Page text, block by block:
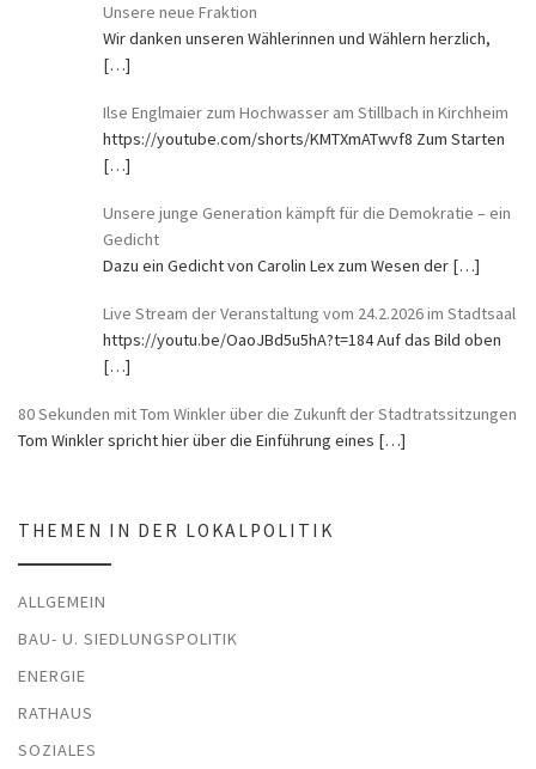
Unsere neue Fraktion
Wir danken unseren Wählerinnen und Wählern herzlich,
[…]
Ilse Englmaier zum Hochwasser am Stillbach in Kirchheim
https://youtube.com/shorts/KMTXmATwvf8 Zum Starten
[…]
Unsere junge Generation kämpft für die Demokratie – ein
Gedicht
Dazu ein Gedicht von Carolin Lex zum Wesen der […]
Live Stream der Veranstaltung vom 24.2.2026 im Stadtsaal
https://youtu.be/OaoJBd5u5hA?t=184 Auf das Bild oben
[…]
80 Sekunden mit Tom Winkler über die Zukunft der Stadtratssitzungen
Tom Winkler spricht hier über die Einführung eines […]
THEMEN IN DER LOKALPOLITIK
ALLGEMEIN
BAU- U. SIEDLUNGSPOLITIK
ENERGIE
RATHAUS
SOZIALES